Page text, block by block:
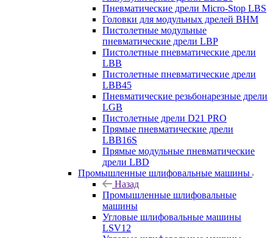
Пневматические дрели Micro-Stop LBS
Головки для модульных дрелей BHM
Пистолетные модульные
пневматические дрели LBP
Пистолетные пневматические дрели
LBB
Пистолетные пневматические дрели
LBB45
Пневматические резьбонарезные дрели
LGB
Пистолетные дрели D21 PRO
Прямые пневматические дрели
LBB16S
Прямые модульные пневматические
дрели LBD
Промышленные шлифовальные машины
Назад
Промышленные шлифовальные
машины
Угловые шлифовальные машины
LSV12